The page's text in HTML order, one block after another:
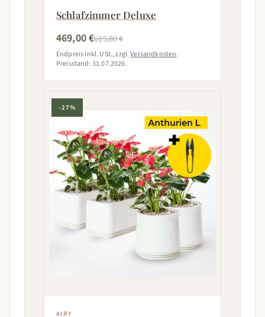
Schlafzimmer Deluxe
469,00 €615,80 €
Endpreis inkl. USt., zzgl.Versandkosten.
Preisstand: 31.07.2026.
-27%
AIRY